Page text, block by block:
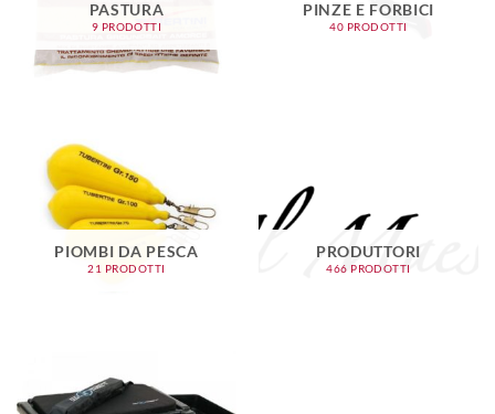
PASTURA
9 PRODOTTI
PINZE E FORBICI
40 PRODOTTI
PIOMBI DA PESCA
21 PRODOTTI
PRODUTTORI
466 PRODOTTI